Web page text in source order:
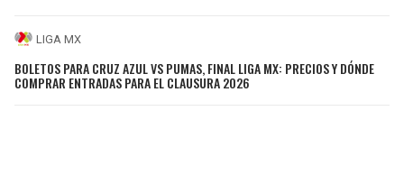
LIGA MX
BOLETOS PARA CRUZ AZUL VS PUMAS, FINAL LIGA MX: PRECIOS Y DÓNDE
COMPRAR ENTRADAS PARA EL CLAUSURA 2026